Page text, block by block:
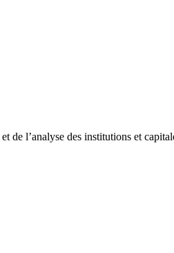
de l’analyse des institutions et